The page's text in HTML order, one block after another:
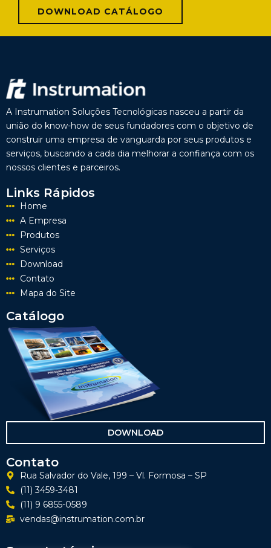
DOWNLOAD CATÁLOGO
A Instrumation Soluções Tecnológicas nasceu a partir da
união do know-how de seus fundadores com o objetivo de
construir uma empresa de vanguarda por seus produtos e
serviços, buscando a cada dia melhorar a confiança com os
nossos clientes e parceiros.
Links Rápidos
Home
A Empresa
Produtos
Serviços
Download
Contato
Mapa do Site
Catálogo
DOWNLOAD
Contato
Rua Salvador do Vale, 199 – Vl. Formosa – SP
(11) 3459-3481
(11) 9 6855-0589
vendas@instrumation.com.br